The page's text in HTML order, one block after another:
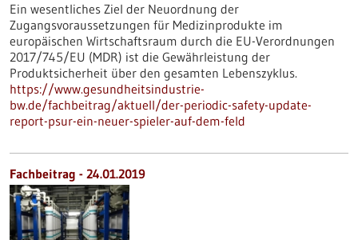
Ein wesentliches Ziel der Neuordnung der
Zugangsvoraussetzungen für Medizinprodukte im
europäischen Wirtschaftsraum durch die EU-Verordnungen
2017/745/EU (MDR) ist die Gewährleistung der
Produktsicherheit über den gesamten Lebenszyklus.
https://www.gesundheitsindustrie-
bw.de/fachbeitrag/aktuell/der-periodic-safety-update-
report-psur-ein-neuer-spieler-auf-dem-feld
Fachbeitrag - 24.01.2019